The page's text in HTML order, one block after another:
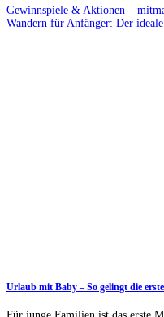
Gewinnspiele & Aktionen –
Wandern für Anfänger: Der
Urlaub mit Baby – So gelingt die